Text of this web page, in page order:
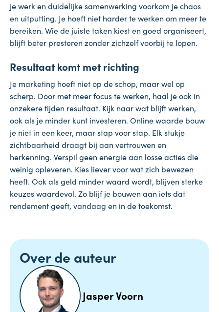
je werk en duidelijke samenwerking voorkom je chaos
en uitputting. Je hoeft niet harder te werken om meer te
bereiken. Wie de juiste taken kiest en goed organiseert,
blijft beter presteren zonder zichzelf voorbij te lopen.
Resultaat komt met richting
Je marketing hoeft niet op de schop, maar wel op
scherp. Door met meer focus te werken, haal je ook in
onzekere tijden resultaat. Kijk naar wat blijft werken,
ook als je minder kunt investeren. Online waarde bouw
je niet in een keer, maar stap voor stap. Elk stukje
zichtbaarheid draagt bij aan vertrouwen en
herkenning. Verspil geen energie aan losse acties die
weinig opleveren. Kies liever voor wat zich bewezen
heeft. Ook als geld minder waard wordt, blijven sterke
keuzes waardevol. Zo blijf je bouwen aan iets dat
rendement geeft, vandaag en in de toekomst.
Over de auteur
Jasper Voorn